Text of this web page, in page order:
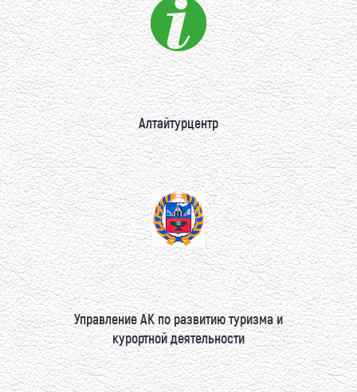
Алтайтурцентр
Управление АК по развитию туризма и
курортной деятельности